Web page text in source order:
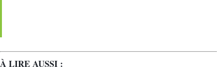
À LIRE AUSSI :